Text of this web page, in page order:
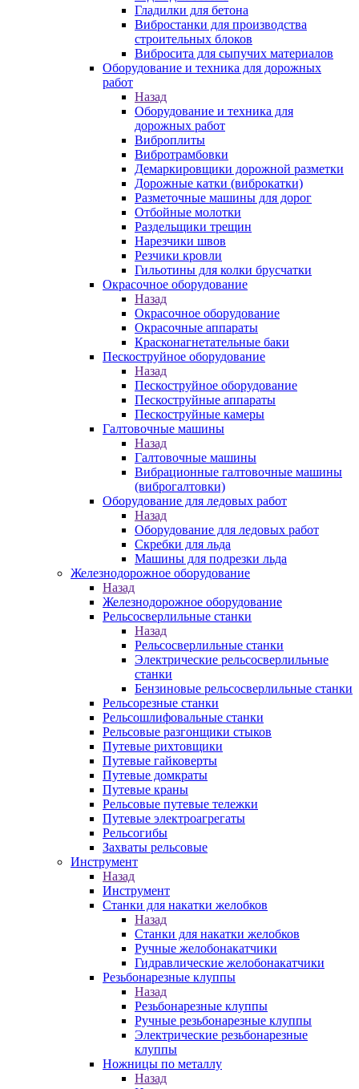
Гладилки для бетона
Вибростанки для производства
строительных блоков
Вибросита для сыпучих материалов
Оборудование и техника для дорожных
работ
Назад
Оборудование и техника для
дорожных работ
Виброплиты
Вибротрамбовки
Демаркировщики дорожной разметки
Дорожные катки (виброкатки)
Разметочные машины для дорог
Отбойные молотки
Раздельщики трещин
Нарезчики швов
Резчики кровли
Гильотины для колки брусчатки
Окрасочное оборудование
Назад
Окрасочное оборудование
Окрасочные аппараты
Красконагнетательные баки
Пескоструйное оборудование
Назад
Пескоструйное оборудование
Пескоструйные аппараты
Пескоструйные камеры
Галтовочные машины
Назад
Галтовочные машины
Вибрационные галтовочные машины
(виброгалтовки)
Оборудование для ледовых работ
Назад
Оборудование для ледовых работ
Скребки для льда
Машины для подрезки льда
Железнодорожное оборудование
Назад
Железнодорожное оборудование
Рельсосверлильные станки
Назад
Рельсосверлильные станки
Электрические рельсосверлильные
станки
Бензиновые рельсосверлильные станки
Рельсорезные станки
Рельсошлифовальные станки
Рельсовые разгонщики стыков
Путевые рихтовщики
Путевые гайковерты
Путевые домкраты
Путевые краны
Рельсовые путевые тележки
Путевые электроагрегаты
Рельсогибы
Захваты рельсовые
Инструмент
Назад
Инструмент
Станки для накатки желобков
Назад
Станки для накатки желобков
Ручные желобонакатчики
Гидравлические желобонакатчики
Резьбонарезные клуппы
Назад
Резьбонарезные клуппы
Ручные резьбонарезные клуппы
Электрические резьбонарезные
клуппы
Ножницы по металлу
Назад